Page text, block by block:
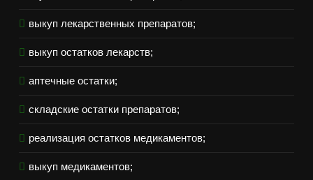
выкуп лекарственных препаратов;
выкуп остатков лекарств;
аптечные остатки;
складские остатки препаратов;
реализация остатков медикаментов;
выкуп медикаментов;